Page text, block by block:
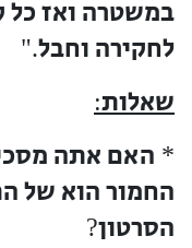
במשטרה ואז כל
לחקירה וחבל."
שאלות:
* האם אתה
החמור הוא של
הסרטון?